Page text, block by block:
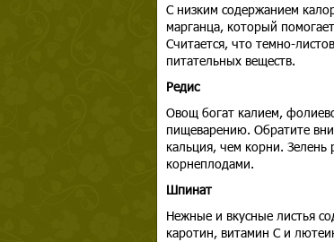
С низким содержанием
марганца, который
Считается, что темно-
питательных веществ.
Редис
Овощ богат калием,
пищеварению. Обратите
кальция, чем корни. Зелень
корнеплодами.
Шпинат
Нежные и вкусные листья
каротин, витамин С и